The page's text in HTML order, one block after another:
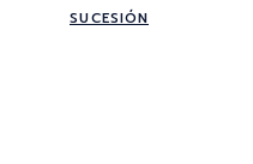
SUCESIÓN